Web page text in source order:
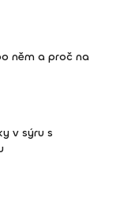
něm a proč na
v sýru s